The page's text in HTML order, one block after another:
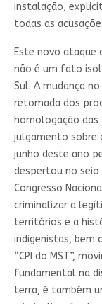
instalação,
todas as
Este novo ataque
não é um fato
Sul. A mudança
retomada dos
homologação
julgamento sobre
junho deste ano
despertou no
Congresso
criminalizar a
territórios e a
indigenistas, bem
“CPI do MST”,
fundamental na
terra, é também